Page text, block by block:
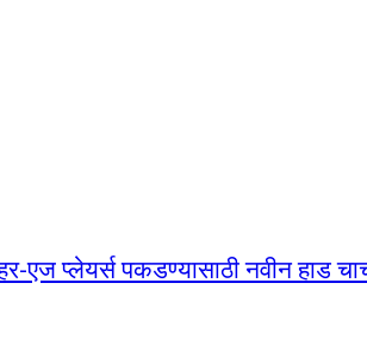
एज प्लेयर्स पकडण्यासाठी नवीन हाड